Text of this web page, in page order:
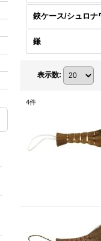
鋏ケース/シュロナ
鎌
表示数:
4件